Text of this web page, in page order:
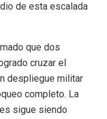
de esta escalada
que dos
cruzar el
despliegue militar
completo. La
sigue siendo